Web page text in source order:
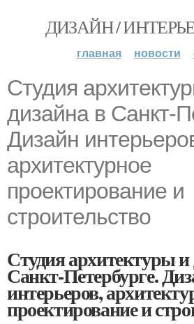
ДИЗАЙН /
главная новости
Студия
дизайна в Санкт-
Дизайн
архитектурное
проектирование и
строительство
Студия архитектуры и
Санкт-Петербурге.
интерьеров,
проектирование и